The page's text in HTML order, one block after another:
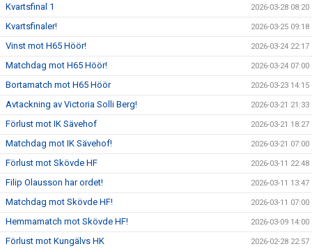
Kvartsfinal 1 2026-03-28 08:20
Kvartsfinaler! 2026-03-25 09:18
Vinst mot H65 Höör! 2026-03-24 22:17
Matchdag mot H65 Höör! 2026-03-24 07:00
Bortamatch mot H65 Höör 2026-03-23 14:15
Avtackning av Victoria Solli Berg! 2026-03-21 21:33
Förlust mot IK Sävehof 2026-03-21 18:27
Matchdag mot IK Sävehof! 2026-03-21 07:00
Förlust mot Skövde HF 2026-03-11 22:48
Filip Olausson har ordet! 2026-03-11 13:47
Matchdag mot Skövde HF! 2026-03-11 07:00
Hemmamatch mot Skövde HF! 2026-03-09 14:00
Förlust mot Kungälvs HK 2026-02-28 22:57